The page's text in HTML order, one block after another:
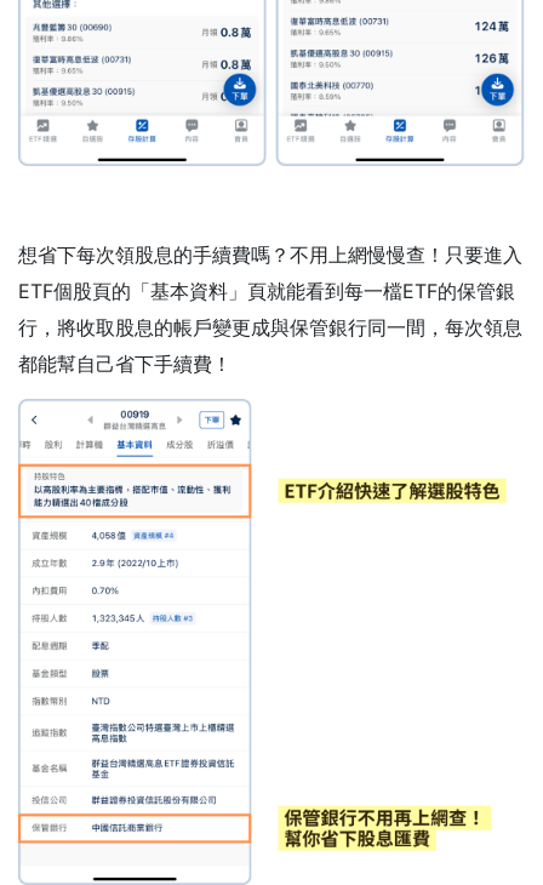
想省下每次領股息的手續費嗎？不用上網慢慢查！只要進入
ETF個股頁的「基本資料」頁就能看到每一檔ETF的保管銀
行，將收取股息的帳戶變更成與保管銀行同一間，每次領息
都能幫自己省下手續費！